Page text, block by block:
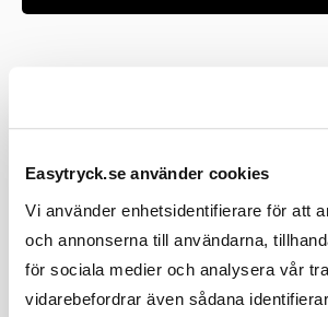
Easytryck.se använder cookies
Vi använder enhetsidentifierare för att
och annonserna till användarna,
för sociala medier och analysera vår
vidarebefordrar även sådana
Graveringsyta 50x25 mm
Att tänka på
Vid tryck på svart
tryckfärgerna något